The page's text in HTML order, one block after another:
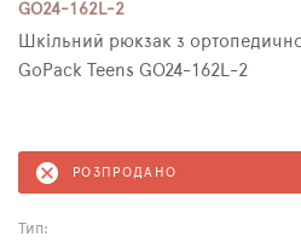
GO24-162L-2
Шкільний рюкзак з ортопедичною спинкою для дівчинки
GoPack Teens GO24-162L-2
РОЗПРОДАНО
Тип: